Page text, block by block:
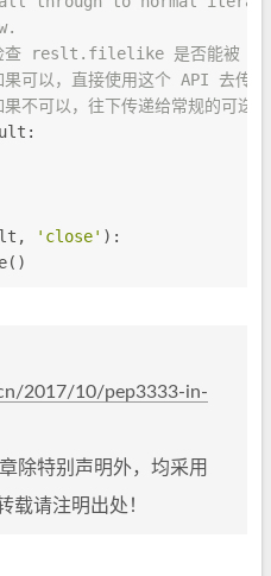
查 reslt.filelike 是否能被 w/
可以，直接使用这个 API 去传输
不可以，往下传递给常规的可迭
'close' ):
2017/10/pep3333-in-
除特别声明外，均采用
载请注明出处！